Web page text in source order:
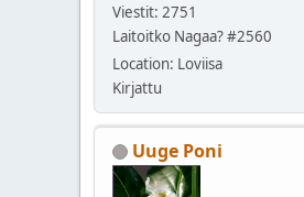
Viestit: 2751
Laitoitko Nagaa? #2560
Location: Loviisa
Kirjattu
Uuge Poni